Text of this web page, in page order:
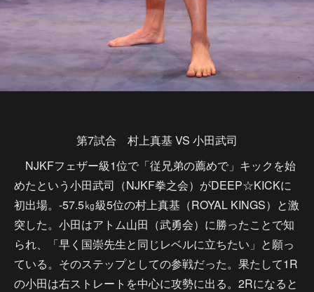
第7試合 村上真基 VS 小田武司
NJKFフェザー級1位で「従兄弟の薦めで」キックを始
めたという小田武司（NJKF拳之会）がDEEP☆KICKに
初出場。-57.5㎏級5位の村上真基（ROYAL KINGS）と激
突した。小田はアトム山田（武勇会）に勝ったことで知
られ、「早く国崇先生と同じレベルに立ちたい」と願っ
ている。そのステップとしての参戦だった。果たして1R
の小田は右ストレートを中心に攻勢に出る。2Rになると